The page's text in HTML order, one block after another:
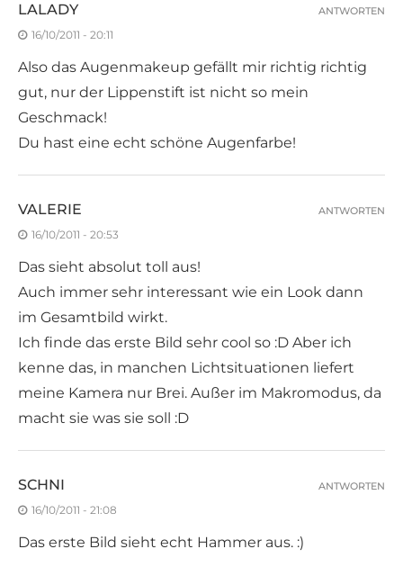
LALADY
16/10/2011 - 20:11
Also das Augenmakeup gefällt mir richtig richtig
gut, nur der Lippenstift ist nicht so mein
Geschmack!
Du hast eine echt schöne Augenfarbe!
ANTWORTEN
VALERIE
16/10/2011 - 20:53
Das sieht absolut toll aus!
Auch immer sehr interessant wie ein Look dann
im Gesamtbild wirkt.
Ich finde das erste Bild sehr cool so :D Aber ich
kenne das, in manchen Lichtsituationen liefert
meine Kamera nur Brei. Außer im Makromodus, da
macht sie was sie soll :D
ANTWORTEN
SCHNI
16/10/2011 - 21:08
Das erste Bild sieht echt Hammer aus. :)
ANTWORTEN